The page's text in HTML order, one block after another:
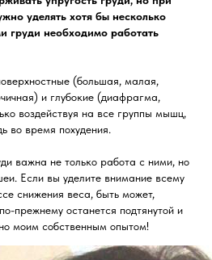
уделять хотя бы несколько
груди необходимо работать
(большая, малая,
и глубокие (диафрагма,
воздействуя на все группы мышц,
во время похудения.
важна не только работа с ними, но
Если вы уделите внимание всему
снижения веса, быть может,
прежнему останется подтянутой и
моим собственным опытом!